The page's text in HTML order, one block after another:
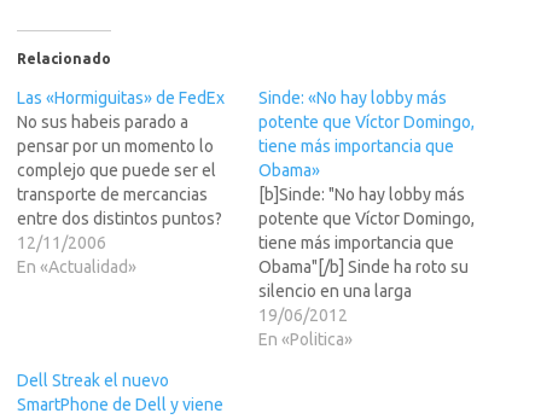
Relacionado
Las «Hormiguitas» de FedEx
No sus habeis parado a
pensar por un momento lo
complejo que puede ser el
transporte de mercancias
entre dos distintos puntos?
Nosotros solo cogemos,
hacemos un paquete de algo
12/11/2006
En «Actualidad»
Sinde: «No hay lobby más
potente que Víctor Domingo,
tiene más importancia que
Obama»
[b]Sinde: "No hay lobby más
potente que Víctor Domingo,
tiene más importancia que
Obama"[/b] Sinde ha roto su
silencio en una larga
entrevista concedida a la
revista Jot Down. Un silencio
19/06/2012
En «Politica»
Dell Streak el nuevo
SmartPhone de Dell y viene